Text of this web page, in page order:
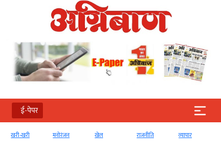
ई-पेपर
मनोरंजन खेल राजनीति व्‍यापार टेक्‍नोलॉजी